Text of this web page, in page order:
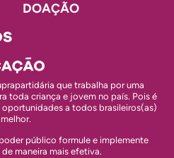
DOAÇÃO
que trabalha por uma
toda criança e jovem no país. Pois é
a todos brasileiros(as)
público formule e implemente
maneira mais efetiva.